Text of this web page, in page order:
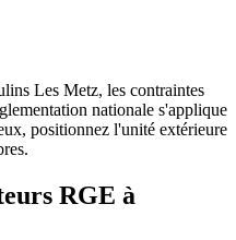
Les Metz, les contraintes
nationale s'applique
positionnez l'unité extérieure
RGE à